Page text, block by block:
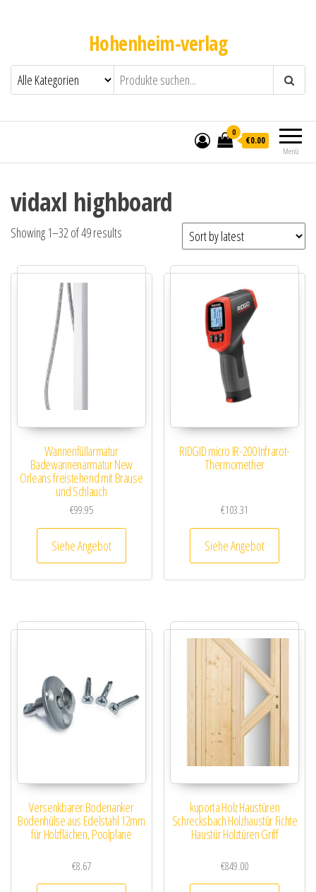
Hohenheim-verlag
Menü
0
€0.00
vidaxl highboard
Showing 1–32 of 49 results
Wannenfüllarmatur
Badewannenarmatur New
Orleans freistehend mit Brause
und Schlauch
€99.95
Siehe Angebot
RIDGID micro IR-200 Infrarot-
Thermomether
€103.31
Siehe Angebot
Versenkbarer Bodenanker
Bodenhülse aus Edelstahl 12mm
für Holzflächen, Poolplane
€8.67
kuporta Holz Haustüren
Schrecksbach Holzhaustür Fichte
Haustür Holztüren Griff
€849.00